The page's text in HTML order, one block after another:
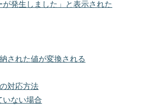
発生しました」と表示された
された値が変換される
対応方法
いない場合